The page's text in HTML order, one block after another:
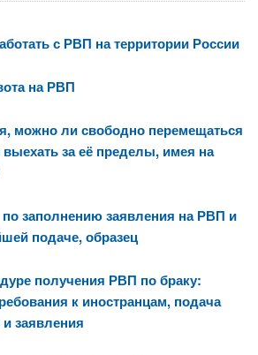
с РВП на территории России
на РВП
можно ли свободно перемещаться
за её пределы, имея на
по заполнению заявления на РВП и
подаче, образец
получения РВП по браку:
к иностранцам, подача
заявления